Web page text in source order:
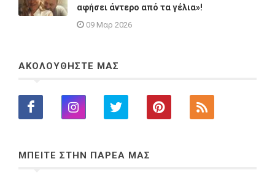
αφήσει άντερο από τα γέλια»!
09 Μαρ 2026
ΑΚΟΛΟΥΘΗΣΤΕ ΜΑΣ
ΜΠΕΙΤΕ ΣΤΗΝ ΠΑΡΕΑ ΜΑΣ